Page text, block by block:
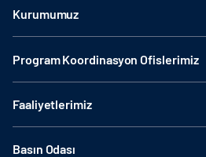
Kurumumuz
Program Koordinasyon Ofislerimiz
Faaliyetlerimiz
Basın Odası